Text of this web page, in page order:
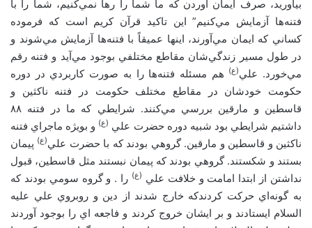
بياوريد، صرف ايمان آوردن که ما شما را رها نمي‌کنيم، شما را با
فتنه‌ها آزمايش مي‌کنيم” اين تاکيد قرآن کريم است که فرموده
کساني که ايمان مي‌آورند، اينها عميقاً با فتنه‌ها آزمايش مي‌شوند و
در طول مسير زندگي‌شان مقاطع مختلفي بوجود مي‌آيد و فتنه رقم
مي‌خورد. علي(ع) هم مسئله فتنه‌ها را به صورت کاربردي در دوره
حکومت خودشان در مقاطع مختلف حکومت در فتنه ناکثين و
قاسطين و مارقين بررسي مي‌کنند. شرايطي که ما در فتنه ۸۸
داشتيم شرايطي بود شبيه دوره حضرت علي (ع) و بويژه ماجراي فتنه
ناکثين و قاسطين و مارقين. گروهي بودند که با حضرت علي(ع) پيمان
بستند و شکستند. گروهي بودند که پيمان نبستند مثل قاسطين، قبول
نداشتن از ابتدا امامت و خلافت علي (ع) را . و گروه سومي بودند که
به گونه‌اي حرکت کردندکه خارج شدند از دين و روبروي علي عليه
السلام ايستادند و بر ايشان خروج کردند و فاجعه اي را بوجود آوردند